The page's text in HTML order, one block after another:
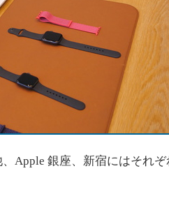
Apple 銀座、新宿にはそれぞ